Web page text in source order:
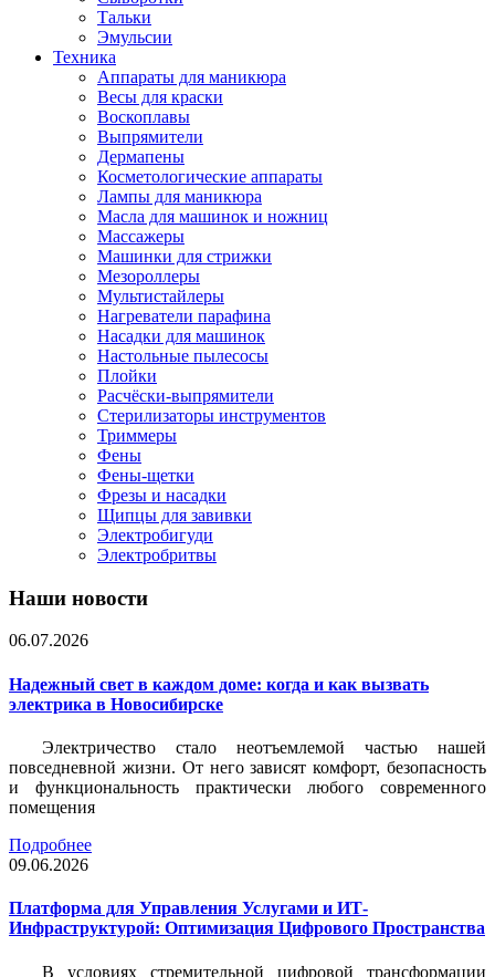
Тальки
Эмульсии
Техника
Аппараты для маникюра
Весы для краски
Воскоплавы
Выпрямители
Дермапены
Косметологические аппараты
Лампы для маникюра
Масла для машинок и ножниц
Массажеры
Машинки для стрижки
Мезороллеры
Мультистайлеры
Нагреватели парафина
Насадки для машинок
Настольные пылесосы
Плойки
Расчёски-выпрямители
Стерилизаторы инструментов
Триммеры
Фены
Фены-щетки
Фрезы и насадки
Щипцы для завивки
Электробигуди
Электробритвы
Наши новости
06.07.2026
Надежный свет в каждом доме: когда и как вызвать
электрика в Новосибирске
Электричество стало неотъемлемой частью нашей
повседневной жизни. От него зависят комфорт, безопасность
и функциональность практически любого современного
помещения
Подробнее
09.06.2026
Платформа для Управления Услугами и ИТ-
Инфраструктурой: Оптимизация Цифрового Пространства
В условиях стремительной цифровой трансформации